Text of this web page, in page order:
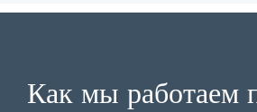
Как мы работаем